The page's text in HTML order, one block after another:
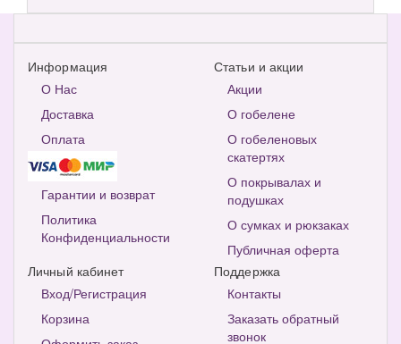
Информация
О Нас
Доставка
Оплата
Гарантии и возврат
Политика
Конфиденциальности
Статьи и акции
Акции
О гобелене
О гобеленовых
скатертях
О покрывалах и
подушках
О сумках и рюкзаках
Публичная оферта
Личный кабинет
Вход/Регистрация
Корзина
Поддержка
Контакты
Заказать обратный
звонок